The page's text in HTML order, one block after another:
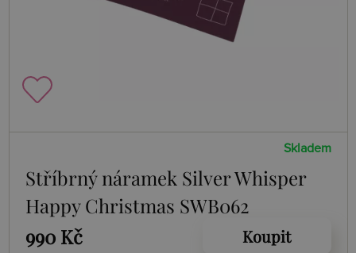
Skladem
Stříbrný náramek Silver Whisper
Happy Christmas SWB062
990 Kč
Koupit